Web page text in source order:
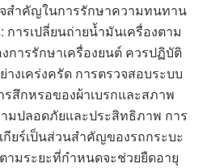
สำคัญในการรักษาความทนทาน
ารเปลี่ยนถ่ายน้ำมันเครื่องตาม
ารรักษาเครื่องยนต์ ควรปฏิบัติ
งเคร่งครัด การตรวจสอบระบบ
รสึกหรอของผ้าเบรกและสภาพ
ามปลอดภัยและประสิทธิภาพ การ
กียร์เป็นส่วนสำคัญของรถกระบะ
ามระยะที่กำหนดจะช่วยยืดอายุ